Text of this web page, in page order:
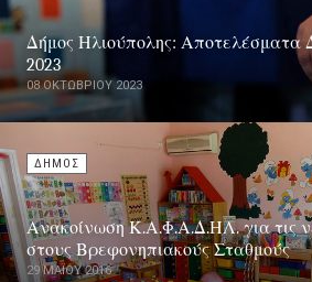
Δήμος Ηλιούπολης: Αποτελέσματα
2023
08 ΟΚΤΩΒΡΊΟΥ 2023
ΔΗΜΟΣ
Ανακοίνωση Κ.Α.Φ.Α.Δ.ΗΛ. για τις
στους Βρεφονηπιακούς Σταθμούς
29 ΜΑΪ́ΟΥ 2016